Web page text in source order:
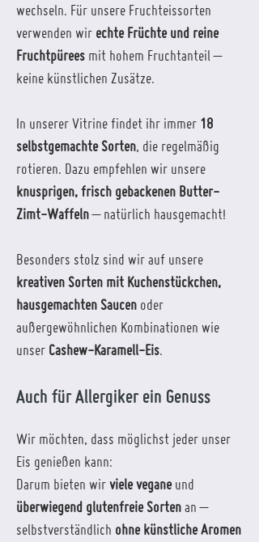
wechseln. Für unsere Fruchteissorten
verwenden wir echte Früchte und reine
Fruchtpürees mit hohem Fruchtanteil –
keine künstlichen Zusätze.
In unserer Vitrine findet ihr immer 18
selbstgemachte Sorten, die regelmäßig
rotieren. Dazu empfehlen wir unsere
knusprigen, frisch gebackenen Butter-
Zimt-Waffeln– natürlich hausgemacht!
Besonders stolz sind wir auf unsere
kreativen Sorten mit Kuchenstückchen,
hausgemachten Saucen oder
außergewöhnlichen Kombinationen wie
unser Cashew-Karamell-Eis.
Auch für Allergiker ein Genuss
Wir möchten, dass möglichst jeder unser
Eis genießen kann:
Darum bieten wirviele veganeund
überwiegend glutenfreie Sortenan –
selbstverständlich ohne künstliche Aromen